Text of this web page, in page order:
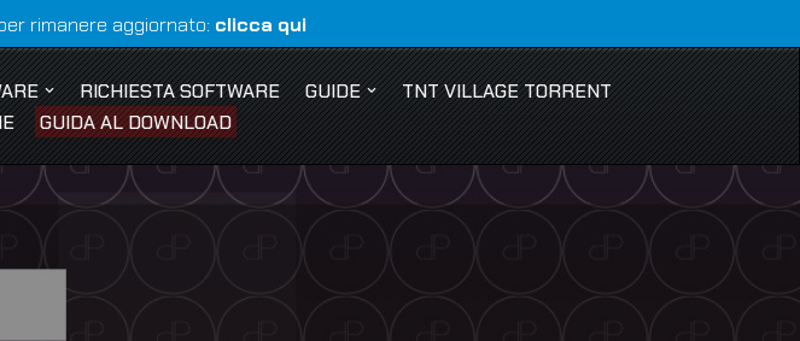
rimanere aggiornato: clicca qui
RICHIESTA SOFTWARE GUIDE
TNT VILLAGE TORRENT
GUIDA AL DOWNLOAD